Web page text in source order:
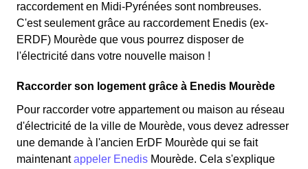
raccordement en Midi-Pyrénées sont nombreuses.
C'est seulement grâce au raccordement Enedis (ex-
ERDF) Mourède que vous pourrez disposer de
l'électricité dans votre nouvelle maison !
Raccorder son logement grâce à Enedis Mourède
Pour raccorder votre appartement ou maison au réseau
d'électricité de la ville de Mourède, vous devez adresser
une demande à l'ancien ErDF Mourède qui se fait
maintenantappeler Enedis Mourède. Cela s'explique